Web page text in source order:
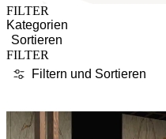
FILTER
Kategorien
Sortieren
FILTER
Filtern und Sortieren